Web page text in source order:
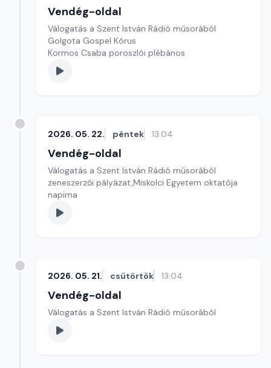
Vendég-oldal
Válogatás a Szent István Rádió műsorából
Golgota Gospel Kórus
Kormos Csaba poroszlói plébános
2026. 05. 22. péntek 13:04
Vendég-oldal
Válogatás a Szent István Rádió műsorából
zeneszerzői pályázat,Miskolci Egyetem oktatója
napima
2026. 05. 21. csütörtök 13:04
Vendég-oldal
Válogatás a Szent István Rádió műsorából